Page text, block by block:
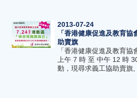
2013-07-24
「香港健康促進及教育
助賣旗
「香港健康促進及教育
上午 7 時 至 中午 12 時
動，現尋求義工協助賣旗